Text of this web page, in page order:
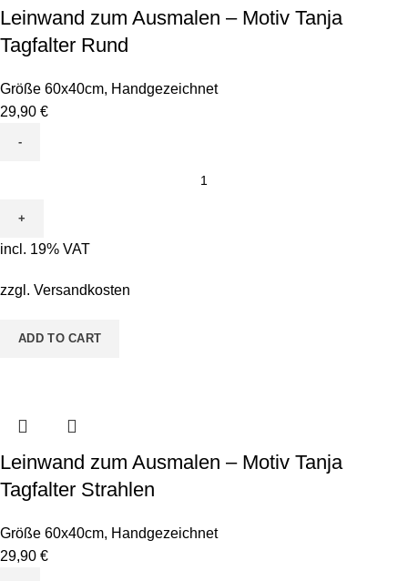
Leinwand zum Ausmalen – Motiv Tanja
Tagfalter Rund
Größe 60x40cm, Handgezeichnet
29,90 €
Ausmalen
-
Tanja
Rund
incl. 19% VAT
zzgl. Versandkosten
ADD TO CART
Leinwand zum Ausmalen – Motiv Tanja
Tagfalter Strahlen
Größe 60x40cm, Handgezeichnet
29,90 €